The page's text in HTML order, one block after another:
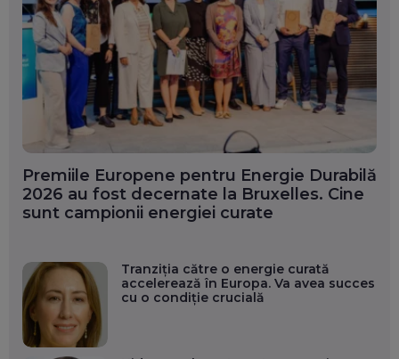
Premiile Europene pentru Energie Durabilă
2026 au fost decernate la Bruxelles. Cine
sunt campionii energiei curate
Tranziția către o energie curată
accelerează în Europa. Va avea succes
cu o condiție crucială